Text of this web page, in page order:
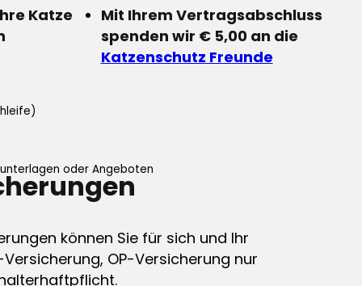
Katze
Mit Ihrem Vertragsabschluss
spenden wir € 5,00 an die
Katzenschutz Freunde
oder Angeboten
können Sie für sich und Ihr
OP-Versicherung nur